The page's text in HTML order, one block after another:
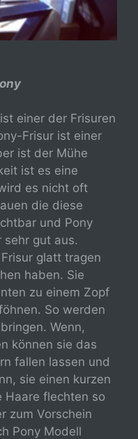
einer der Frisuren
Frisur ist einer
ist der Mühe
ist es eine
es nicht oft
die diese
und Pony
gut aus.
glatt tragen
haben. Sie
zu einem Zopf
So werden
Wenn,
können sie das
fallen lassen und
sie einen kurzen
Haare flechten so
zum Vorschein
Pony Modell